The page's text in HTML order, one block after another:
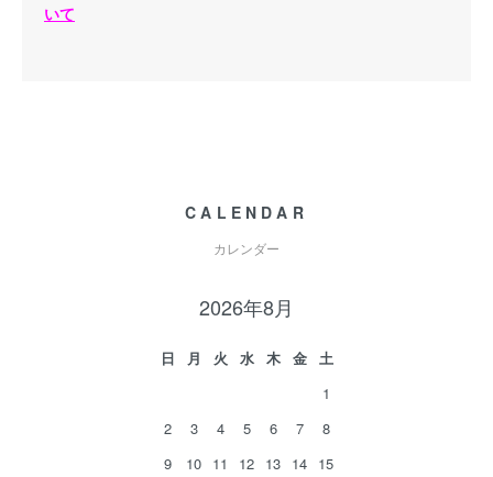
いて
CALENDAR
カレンダー
2026年8月
日 月 火 水 木 金
土
1
2
3 4 5 6 7
8
9
10 11 12 13 14 15